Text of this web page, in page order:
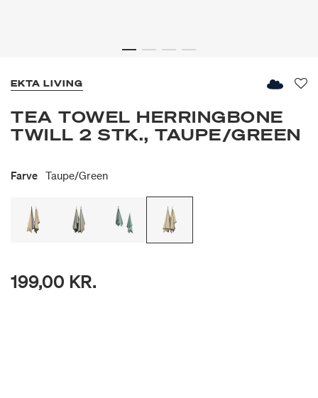
EKTA LIVING
TEA TOWEL HERRINGBONE
TWILL 2 STK., TAUPE/GREEN
Farve Taupe/green
199,00 KR.